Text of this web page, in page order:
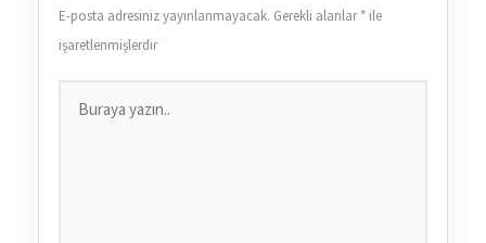
E-posta adresiniz yayınlanmayacak. Gerekli alanlar* ile
işaretlenmişlerdir